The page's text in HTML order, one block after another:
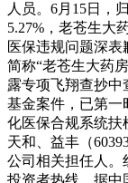
人员。6月15日，
5.27%，老苍生大
医保违规问题深表
简称“老苍生大药
露专项飞翔查抄中
基金案件，已第一
化医保合规系统扶
天和、益丰（
公司相关担任人。
投资者热线，据中